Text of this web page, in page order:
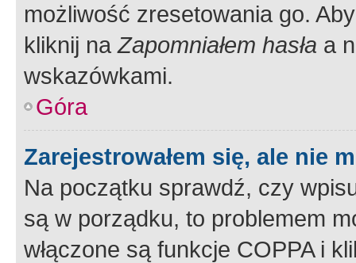
możliwość zresetowania go.
kliknij naZapomniałem hasła a
wskazówkami.
Góra
Zarejestrowałem się, ale nie
Na początku sprawdź, czy
są w porządku, to problemem
włączone są funkcje COPPA i